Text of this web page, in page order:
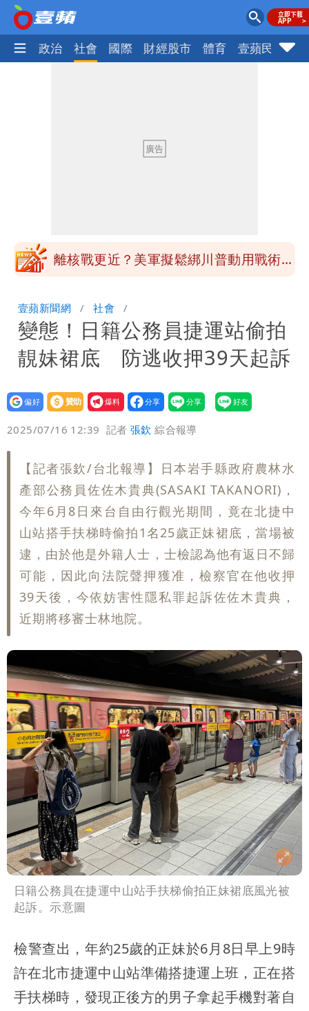
生活 政治 社會 國際 財經股市 體育 壹蘋民調
姜厚任自爆「和女友前夫是好友」 駁斥
孫戀」 75歲男星傻淪小王一場空
離核戰更近？美軍擬鬆綁川普動用戰術性
周溼答答
Tim哥慘成淹水戶 貨物及電腦全泡水！
他崩潰喊完蛋
黑面嫁女席開200桌搞成演唱會 她嫌高
調轉為感動「這是他愛我的方式」
以色列媒體驚爆：伊朗最高領袖緊急送醫
台北山區升級「大豪雨」！基隆北海岸逢
大潮 恐海水倒灌
澎湖13兒女擠住10坪屋 媽帶補助款離
家！縣府出手了
經紀人強吻女藝人「我又沒伸舌頭」 連
法官都怒了：相當噁心
桃園復興宣布今停班課！全台放假情形一
次看
慈濟遭詐10億 他點名顏博文下台：認
錯有那麼難嗎？
颱風相當有感！海警持續到明晨 北部風
像」 憤怒發聲：已截圖
最新風雨預測！今天「9地區」達停班課
標準
姜厚任自爆「和女友前夫是好友」 駁斥
小三傳言：你在講三小？
壹蘋新聞網 社會
變態！日籍公務員捷運站偷拍
靚妹裙底 防逃收押39天起訴
設為
贊助
我要
爆料
2025/07/16 12:39 記者張欽 綜合報導
【記者張欽/台北報導】日本岩手縣政府農林水
產部公務員佐佐木貴典(SASAKI TAKANORI)，
今年6月8日來台自由行觀光期間，竟在北捷中
山站搭手扶梯時偷拍1名25歲正妹裙底，當場被
逮，由於他是外籍人士，士檢認為他有返日不歸
可能，因此向法院聲押獲准，檢察官在他收押
39天後，今依妨害性隱私罪起訴佐佐木貴典，
近期將移審士林地院。
日籍公務員在捷運中山站手扶梯偷拍正妹裙底風光被
起訴。示意圖
檢警查出，年約25歲的正妹於6月8日早上9時
許在北市捷運中山站準備搭捷運上班，正在搭
手扶梯時，發現正後方的男子拿起手機對著自